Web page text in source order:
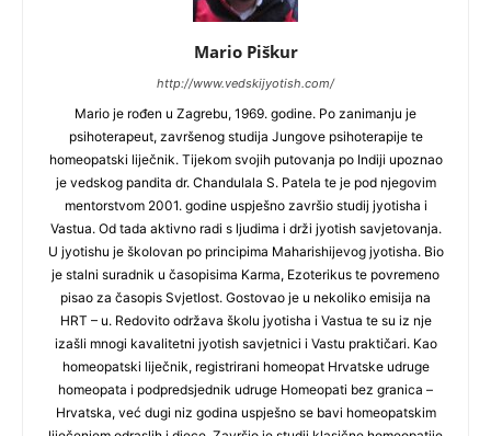
Mario Piškur
http://www.vedskijyotish.com/
Mario je rođen u Zagrebu, 1969. godine. Po zanimanju je
psihoterapeut, završenog studija Jungove psihoterapije te
homeopatski liječnik. Tijekom svojih putovanja po Indiji upoznao
je vedskog pandita dr. Chandulala S. Patela te je pod njegovim
mentorstvom 2001. godine uspješno završio studij jyotisha i
Vastua. Od tada aktivno radi s ljudima i drži jyotish savjetovanja.
U jyotishu je školovan po principima Maharishijevog jyotisha. Bio
je stalni suradnik u časopisima Karma, Ezoterikus te povremeno
pisao za časopis Svjetlost. Gostovao je u nekoliko emisija na
HRT – u. Redovito održava školu jyotisha i Vastua te su iz nje
izašli mnogi kavalitetni jyotish savjetnici i Vastu praktičari. Kao
homeopatski liječnik, registrirani homeopat Hrvatske udruge
homeopata i podpredsjednik udruge Homeopati bez granica –
Hrvatska, već dugi niz godina uspješno se bavi homeopatskim